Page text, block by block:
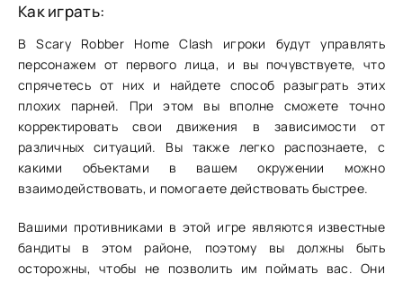
Как играть:
В Scary Robber Home Clash игроки будут управлять
персонажем от первого лица, и вы почувствуете, что
спрячетесь от них и найдете способ разыграть этих
плохих парней. При этом вы вполне сможете точно
корректировать свои движения в зависимости от
различных ситуаций. Вы также легко распознаете, с
какими объектами в вашем окружении можно
взаимодействовать, и помогаете действовать быстрее.
Вашими противниками в этой игре являются известные
бандиты в этом районе, поэтому вы должны быть
осторожны, чтобы не позволить им поймать вас. Они